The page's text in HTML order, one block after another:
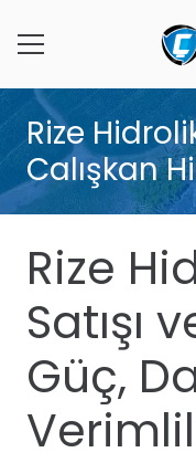
Rize
Calışkan
Rize
Satışı
Güç,